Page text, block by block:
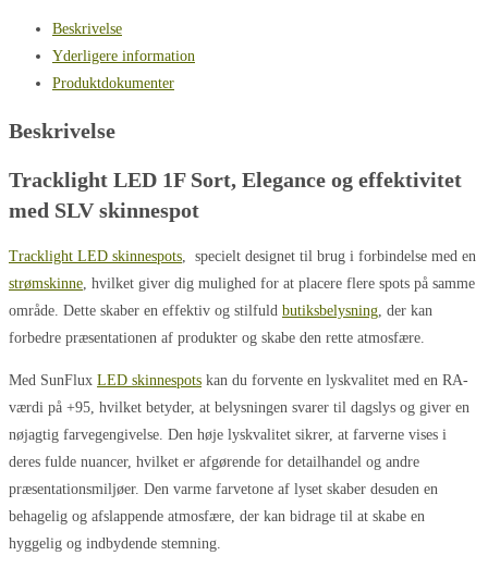
Beskrivelse
Yderligere information
Produktdokumenter
Beskrivelse
Tracklight LED 1F Sort, Elegance og effektivitet
med SLV skinnespot
Tracklight LED skinnespots, specielt designet til brug i forbindelse med en
strømskinne, hvilket giver dig mulighed for at placere flere spots på samme
område. Dette skaber en effektiv og stilfuld butiksbelysning, der kan
forbedre præsentationen af produkter og skabe den rette atmosfære.
Med SunFlux LED skinnespots kan du forvente en lyskvalitet med en RA-
værdi på +95, hvilket betyder, at belysningen svarer til dagslys og giver en
nøjagtig farvegengivelse. Den høje lyskvalitet sikrer, at farverne vises i
deres fulde nuancer, hvilket er afgørende for detailhandel og andre
præsentationsmiljøer. Den varme farvetone af lyset skaber desuden en
behagelig og afslappende atmosfære, der kan bidrage til at skabe en
hyggelig og indbydende stemning.